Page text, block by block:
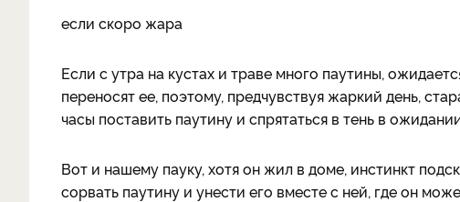
если скоро жара
Если с утра на кустах и траве много паутины,
переносят ее, поэтому, предчувствуя жаркий день,
часы поставить паутину и спрятаться в тень в
Вот и нашему пауку, хотя он жил в доме, инстинкт
сорвать паутину и унести его вместе с ней, где он